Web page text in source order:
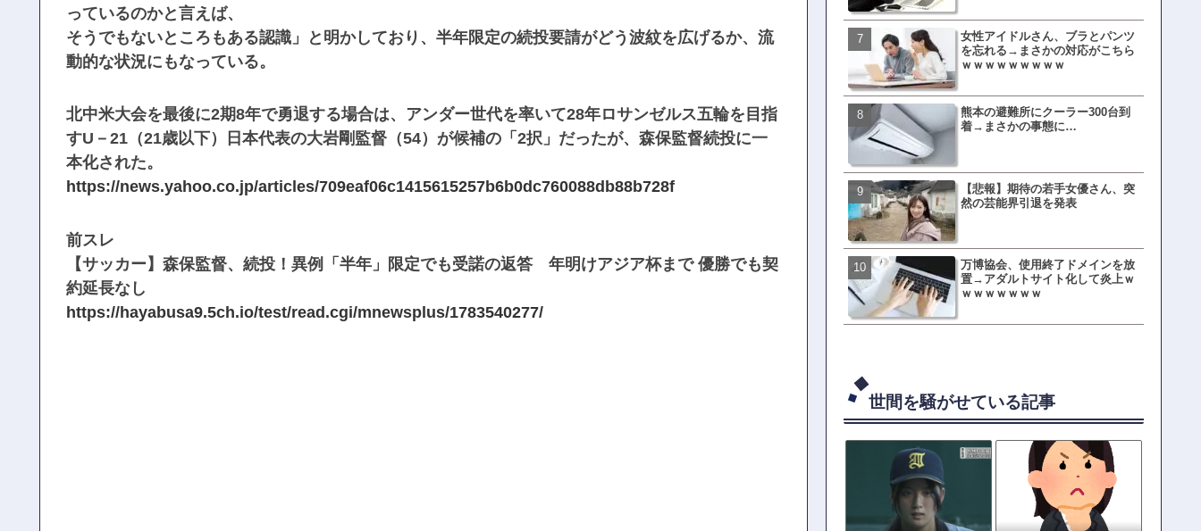
っているのかと言えば、
そうでもないところもある認識」と明かしており、半年限定の続投要請がどう波紋を広げるか、流
動的な状況にもなっている。
北中米大会を最後に2期8年で勇退する場合は、アンダー世代を率いて28年ロサンゼルス五輪を目指
すU－21（21歳以下）日本代表の大岩剛監督（54）が候補の「2択」だったが、森保監督続投に一
本化された。
https://news.yahoo.co.jp/articles/709eaf06c1415615257b6b0dc760088db88b728f
前スレ
【サッカー】森保監督、続投！異例「半年」限定でも受諾の返答 年明けアジア杯まで 優勝でも契
約延長なし
https://hayabusa9.5ch.io/test/read.cgi/mnewsplus/1783540277/
女性アイドルさん、ブラとパンツ
を忘れる→まさかの対応がこちら
ｗｗｗｗｗｗｗｗｗ
熊本の避難所にクーラー300台到
着→まさかの事態に…
【悲報】期待の若手女優さん、突
然の芸能界引退を発表
万博協会、使用終了ドメインを放
置→アダルトサイト化して炎上ｗ
ｗｗｗｗｗｗｗ
【衝撃】三笘が事故った時
てた車ってさ…←これw w
w w w w
有吉「うまくても絶対に行
ない店」がこちら…ネット
元TOKIO山口達也、家賃3.4
の新居を公開ｗｗｗｗｗｗ
母親「息子の借りた本が心
真をSNS投稿→司書らから
世間を騒がせている記事